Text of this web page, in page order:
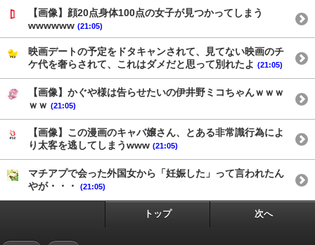
【画像】顔20点身体100点の女子が見つかってしまう
wwwwww (21:05)
映画デートの予定をドタキャンされて、見てない映画のチ
ケ代を奢らされて、これはダメだと思って別れたよ (21:05)
【画像】かぐや様は告らせたいの伊井野ミコちゃんｗｗｗ
ｗｗ (21:05)
【画像】この漫画のキャバ嬢さん、とある非常識行為によ
り太客を逃してしまうwww (21:05)
マチアプで会った外国女から「妊娠した」って言われたん
やが・・・
(21:05)
トップ 次へ